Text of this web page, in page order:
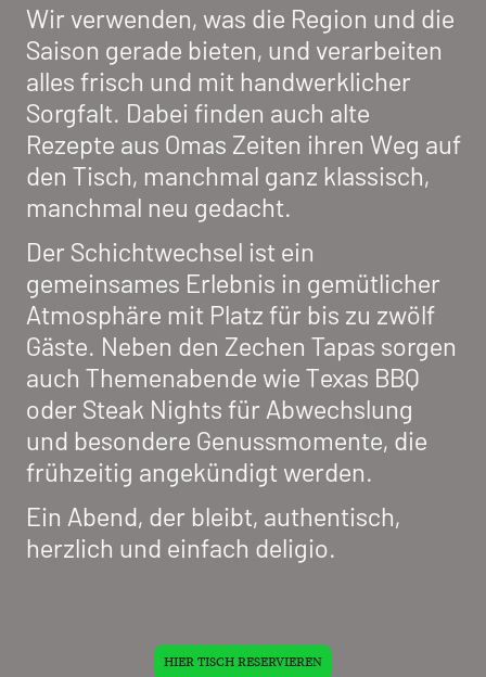
Wir verwenden, was die Region und die
Saison gerade bieten, und verarbeiten
alles frisch und mit handwerklicher
Sorgfalt. Dabei finden auch alte
Rezepte aus Omas Zeiten ihren Weg auf
den Tisch, manchmal ganz klassisch,
manchmal neu gedacht.
Der Schichtwechsel ist ein
gemeinsames Erlebnis in gemütlicher
Atmosphäre mit Platz für bis zu zwölf
Gäste. Neben den Zechen Tapas sorgen
auch Themenabende wie Texas BBQ
oder Steak Nights für Abwechslung
und besondere Genussmomente, die
frühzeitig angekündigt werden.
Ein Abend, der bleibt, authentisch,
herzlich und einfach deligio.
HIER TISCH RESERVIEREN